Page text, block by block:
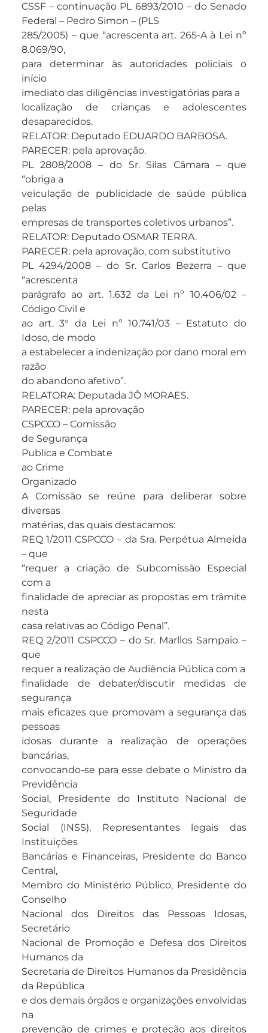
CSSF – continuação PL 6893/2010 – do Senado
Federal – Pedro Simon – (PLS
285/2005) – que “acrescenta art. 265-A à Lei nº
8.069/90,
para determinar às autoridades policiais o
início
imediato das diligências investigatórias para a
localização de crianças e adolescentes
desaparecidos.
RELATOR: Deputado EDUARDO BARBOSA.
PARECER: pela aprovação.
PL 2808/2008 – do Sr. Silas Câmara – que
“obriga a
veiculação de publicidade de saúde pública
pelas
empresas de transportes coletivos urbanos”.
RELATOR: Deputado OSMAR TERRA.
PARECER: pela aprovação, com substitutivo
PL 4294/2008 – do Sr. Carlos Bezerra – que
“acrescenta
parágrafo ao art. 1.632 da Lei nº 10.406/02 –
Código Civil e
ao art. 3° da Lei nº 10.741/03 – Estatuto do
Idoso, de modo
a estabelecer a indenização por dano moral em
razão
do abandono afetivo”.
RELATORA: Deputada JÔ MORAES.
PARECER: pela aprovação
CSPCCO – Comissão
de Segurança
Publica e Combate
ao Crime
Organizado
A Comissão se reúne para deliberar sobre
diversas
matérias, das quais destacamos:
REQ 1/2011 CSPCCO – da Sra. Perpétua Almeida
– que
“requer a criação de Subcomissão Especial
com a
finalidade de apreciar as propostas em trâmite
nesta
casa relativas ao Código Penal”.
REQ 2/2011 CSPCCO – do Sr. Marllos Sampaio –
que
requer a realização de Audiência Pública com a
finalidade de debater/discutir medidas de
segurança
mais eficazes que promovam a segurança das
pessoas
idosas durante a realização de operações
bancárias,
convocando-se para esse debate o Ministro da
Previdência
Social, Presidente do Instituto Nacional de
Seguridade
Social (INSS), Representantes legais das
Instituições
Bancárias e Financeiras, Presidente do Banco
Central,
Membro do Ministério Público, Presidente do
Conselho
Nacional dos Direitos das Pessoas Idosas,
Secretário
Nacional de Promoção e Defesa dos Direitos
Humanos da
Secretaria de Direitos Humanos da Presidência
da República
e dos demais órgãos e organizações envolvidas
na
prevenção de crimes e proteção aos direitos